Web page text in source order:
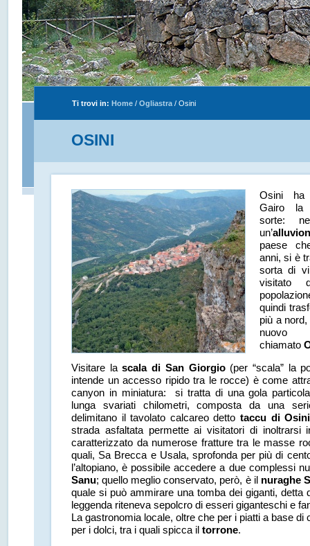
Ti trovi in: Home / Ogliastra / Osini
OSINI
Osini ha
Gairo la
sorte:
un’
paese
anni, si è
sorta di
visitato
quindi
più a
nuovo
chiamato
Visitare lascala di San Giorgio(per “scala” la
intende un accesso ripido tra le rocce) è come
canyon in miniatura: si tratta di una gola
lunga svariati chilometri, composta da una
delimitano il tavolato calcareo detto taccu di Osini
strada asfaltata permette ai visitatori di inoltrarsi
caratterizzato da numerose fratture tra le masse
quali, Sa Brecca e Usala, sprofonda per più di
l’altopiano, è possibile accedere a due complessi
Sanu; quello meglio conservato, però, è il nuraghe
quale si può ammirare una tomba dei giganti, detta
leggenda riteneva sepolcro di esseri giganteschi e
La gastronomia locale, oltre che per i piatti a base di
per i dolci, tra i quali spicca il torrone.